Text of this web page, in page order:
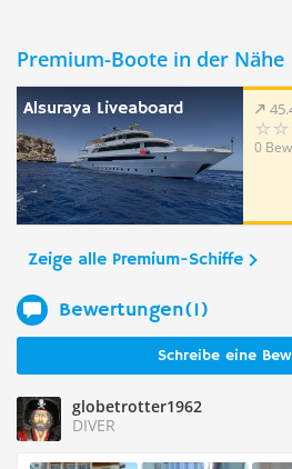
Premium-Boote in der Nähe
Alsuraya Liveaboard
0
Zeige alle Premium-Schiffe
Bewertungen(1)
Schreibe eine
globetrotter1962
DIVER